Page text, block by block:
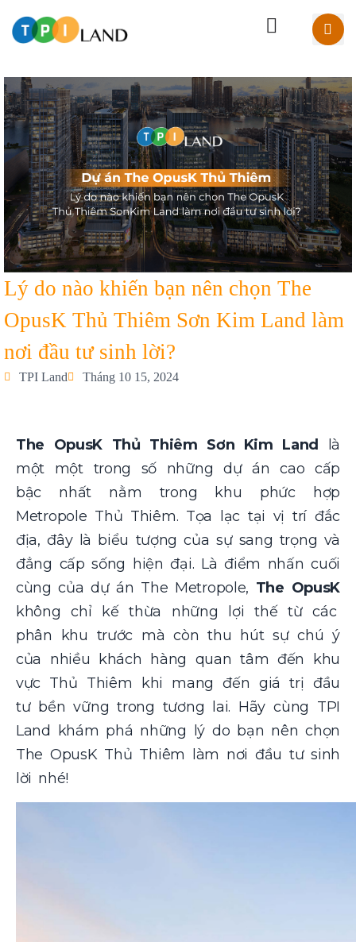
Lý do nào khiến bạn nên chọn The
OpusK Thủ Thiêm Sơn Kim Land làm
nơi đầu tư sinh lời?
TPI Land Tháng 10 15, 2024
The OpusK Thủ Thiêm Sơn Kim Land
là
một một trong số những dự án cao cấp
bậc nhất nằm trong khu phức hợp
Metropole Thủ Thiêm. Tọa lạc tại vị trí đắc
địa, đây là biểu tượng của sự sang trọng và
đẳng cấp sống hiện đại. Là điểm nhấn cuối
cùng của dự án The Metropole, The OpusK
không chỉ kế thừa những lợi thế từ các
phân khu trước mà còn thu hút sự chú ý
của nhiều khách hàng quan tâm đến khu
vực Thủ Thiêm khi mang đến giá trị đầu
tư bền vững trong tương lai. Hãy cùng TPI
Land
khám phá những lý do bạn nên chọn
The OpusK Thủ Thiêm làm nơi đầu tư sinh
lời nhé!